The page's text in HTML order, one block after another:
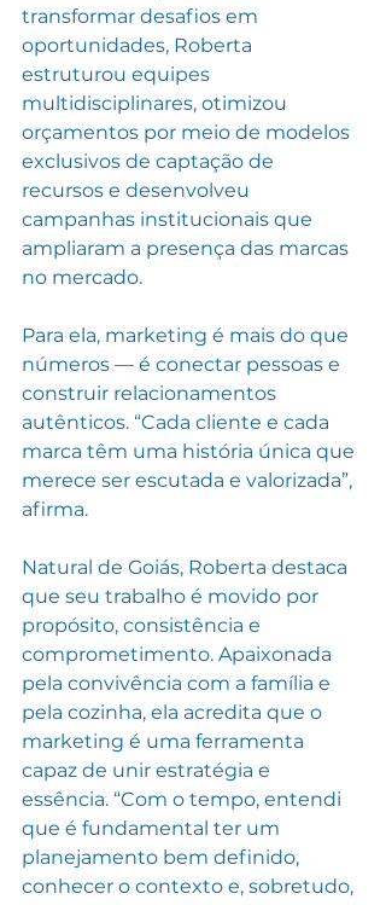
transformar desafios em
oportunidades, Roberta
estruturou equipes
multidisciplinares, otimizou
orçamentos por meio de modelos
exclusivos de captação de
recursos e desenvolveu
campanhas institucionais que
ampliaram a presença das marcas
no mercado.
Para ela, marketing é mais do que
números — é conectar pessoas e
construir relacionamentos
autênticos. “Cada cliente e cada
marca têm uma história única que
merece ser escutada e valorizada”,
afirma.
Natural de Goiás, Roberta destaca
que seu trabalho é movido por
propósito, consistência e
comprometimento. Apaixonada
pela convivência com a família e
pela cozinha, ela acredita que o
marketing é uma ferramenta
capaz de unir estratégia e
essência. “Com o tempo, entendi
que é fundamental ter um
planejamento bem definido,
conhecer o contexto e, sobretudo,